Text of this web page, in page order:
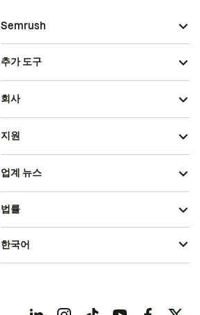
Semrush
추가 도구
회사
지원
업계 뉴스
법률
한국어